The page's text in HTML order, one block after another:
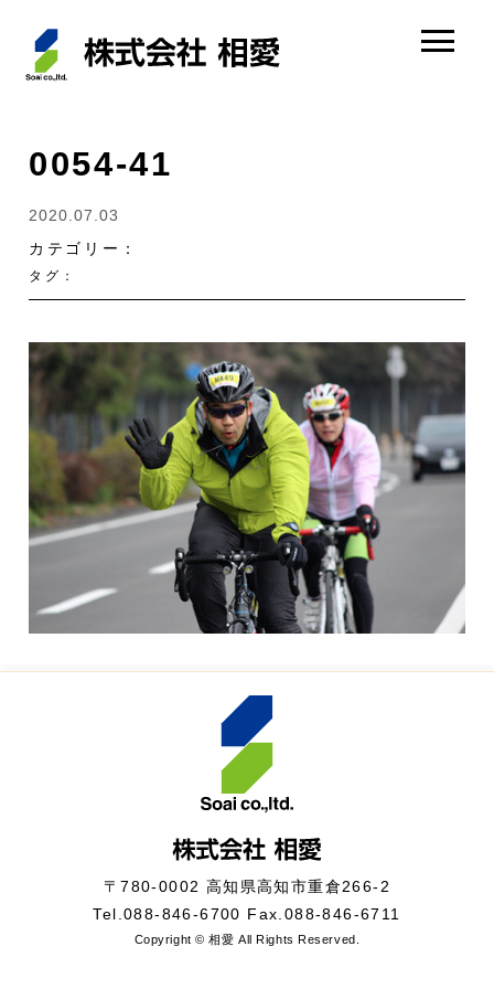
0054-41
2020.07.03
カテゴリー：
タグ：
〒780-0002 高知県高知市重倉266-2
Tel.088-846-6700 Fax.088-846-6711
Copyright © 相愛 All Rights Reserved.